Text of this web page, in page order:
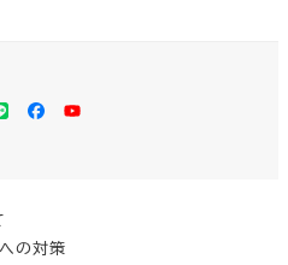
LINEFacebook
YouTube
の対策